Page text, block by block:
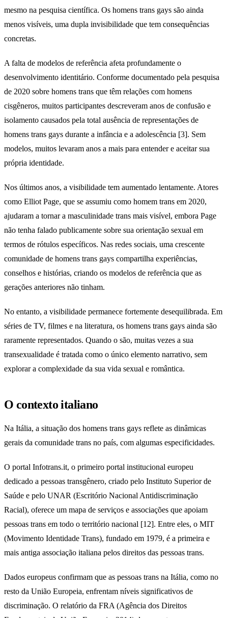
mesmo na pesquisa científica. Os homens trans gays são ainda
menos visíveis, uma dupla invisibilidade que tem consequências
concretas.
A falta de modelos de referência afeta profundamente o
desenvolvimento identitário. Conforme documentado pela pesquisa
de 2020 sobre homens trans que têm relações com homens
cisgêneros, muitos participantes descreveram anos de confusão e
isolamento causados pela total ausência de representações de
homens trans gays durante a infância e a adolescência [3]. Sem
modelos, muitos levaram anos a mais para entender e aceitar sua
própria identidade.
Nos últimos anos, a visibilidade tem aumentado lentamente. Atores
como Elliot Page, que se assumiu como homem trans em 2020,
ajudaram a tornar a masculinidade trans mais visível, embora Page
não tenha falado publicamente sobre sua orientação sexual em
termos de rótulos específicos. Nas redes sociais, uma crescente
comunidade de homens trans gays compartilha experiências,
conselhos e histórias, criando os modelos de referência que as
gerações anteriores não tinham.
No entanto, a visibilidade permanece fortemente desequilibrada. Em
séries de TV, filmes e na literatura, os homens trans gays ainda são
raramente representados. Quando o são, muitas vezes a sua
transexualidade é tratada como o único elemento narrativo, sem
explorar a complexidade da sua vida sexual e romântica.
O contexto italiano
Na Itália, a situação dos homens trans gays reflete as dinâmicas
gerais da comunidade trans no país, com algumas especificidades.
O portal Infotrans.it, o primeiro portal institucional europeu
dedicado a pessoas transgênero, criado pelo Instituto Superior de
Saúde e pelo UNAR (Escritório Nacional Antidiscriminação
Racial), oferece um mapa de serviços e associações que apoiam
pessoas trans em todo o território nacional [12]. Entre eles, o MIT
(Movimento Identidade Trans), fundado em 1979, é a primeira e
mais antiga associação italiana pelos direitos das pessoas trans.
Dados europeus confirmam que as pessoas trans na Itália, como no
resto da União Europeia, enfrentam níveis significativos de
discriminação. O relatório da FRA (Agência dos Direitos